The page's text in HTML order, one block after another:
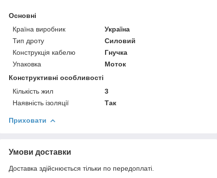
Основні
Країна виробник
Україна
Тип дроту
Силовий
Конструкція кабелю
Гнучка
Упаковка
Моток
Конструктивні особливості
Кількість жил
3
Наявність ізоляції
Так
Приховати
Умови доставки
Доставка здійснюється тільки по передоплаті.